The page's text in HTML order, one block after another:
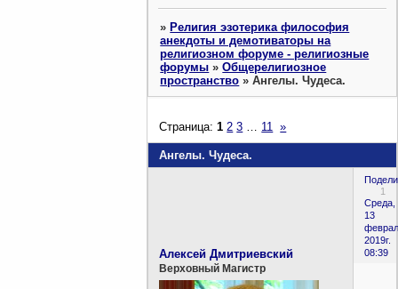
»Религия эзотерика философия
анекдоты и демотиваторы на
религиозном форуме - религиозные
форумы »Общерелигиозное
пространство »Ангелы. Чудеса.
Ангелы. Чудеса.
Страница:1 2 3 11 »
1
Среда,
13
2019г.
08:39
Алексей Дмитриевский
Верховный Магистр